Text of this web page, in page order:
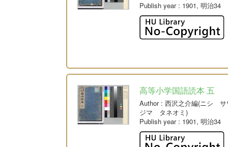
Publish year: 1901, 明治34
高等小学国語読本 五
Author: 西沢之介編(ニシ サ
ジマ タネオミ)
Publish year: 1901, 明治34